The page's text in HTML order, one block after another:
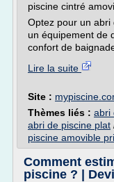
piscine cintré
Optez pour un abri
un équipement de
confort de baignade
Lire la suite
Site :
Thèmes liés : abri
abri de piscine plat
piscine amovible
Comment
piscine ? |